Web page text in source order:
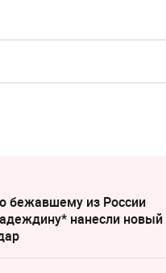
бежавшему из России
нанесли новый